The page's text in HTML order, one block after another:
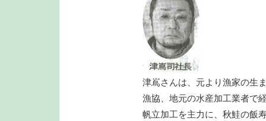
津嶌さんは、元より漁家の生
漁協、地元の水産加工業者で
帆立加工を主力に、秋鮭の飯